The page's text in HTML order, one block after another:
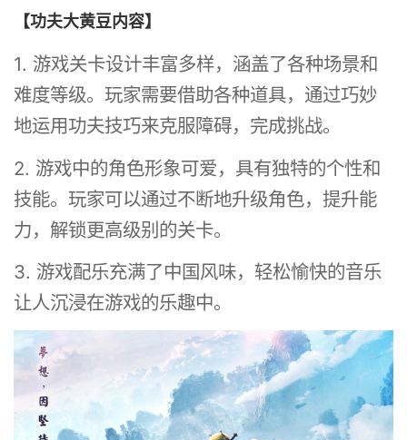
【功夫大黄豆内容】
1. 游戏关卡设计丰富多样，涵盖了各种场景和
难度等级。玩家需要借助各种道具，通过巧妙
地运用功夫技巧来克服障碍，完成挑战。
2. 游戏中的角色形象可爱，具有独特的个性和
技能。玩家可以通过不断地升级角色，提升能
力，解锁更高级别的关卡。
3. 游戏配乐充满了中国风味，轻松愉快的音乐
让人沉浸在游戏的乐趣中。